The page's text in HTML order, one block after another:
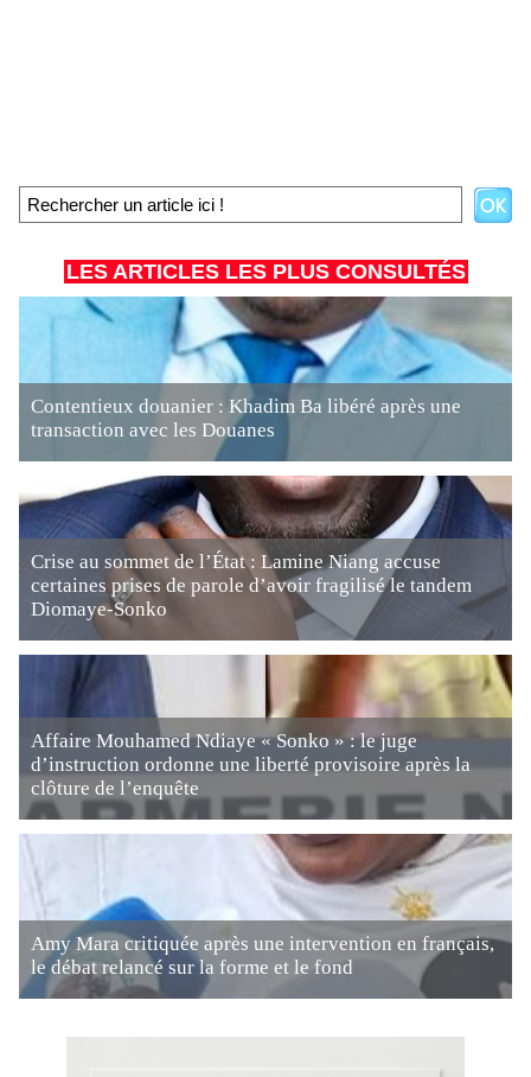
LES ARTICLES LES PLUS CONSULTÉS
Contentieux douanier : Khadim Ba libéré après une
transaction avec les Douanes
Crise au sommet de l’État : Lamine Niang accuse
certaines prises de parole d’avoir fragilisé le tandem
Diomaye-Sonko
Affaire Mouhamed Ndiaye « Sonko » : le juge
d’instruction ordonne une liberté provisoire après la
clôture de l’enquête
Amy Mara critiquée après une intervention en français,
le débat relancé sur la forme et le fond